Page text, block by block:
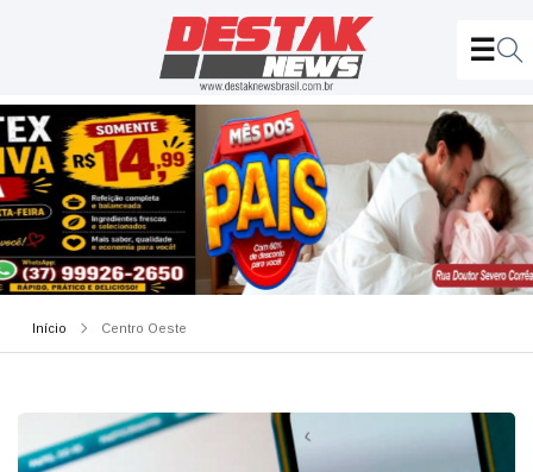
Início Centro Oeste